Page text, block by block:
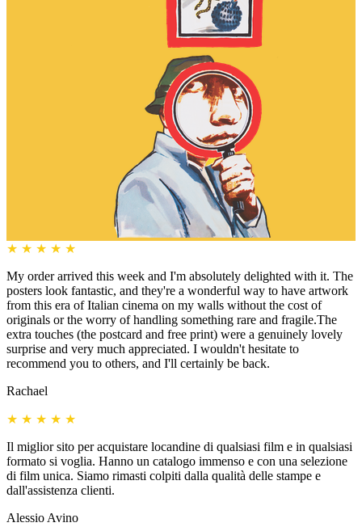
★ ★ ★ ★ ★
My order arrived this week and I'm absolutely delighted with it. The
posters look fantastic, and they're a wonderful way to have artwork
from this era of Italian cinema on my walls without the cost of
originals or the worry of handling something rare and fragile.The
extra touches (the postcard and free print) were a genuinely lovely
surprise and very much appreciated. I wouldn't hesitate to
recommend you to others, and I'll certainly be back.
Rachael
★ ★ ★ ★ ★
Il miglior sito per acquistare locandine di qualsiasi film e in qualsiasi
formato si voglia. Hanno un catalogo immenso e con una selezione
di film unica. Siamo rimasti colpiti dalla qualità delle stampe e
dall'assistenza clienti.
Alessio Avino